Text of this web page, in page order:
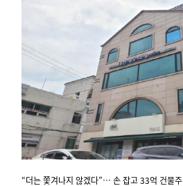
“더는 쫓겨나지 않겠다”… 손 잡고 33억 건물